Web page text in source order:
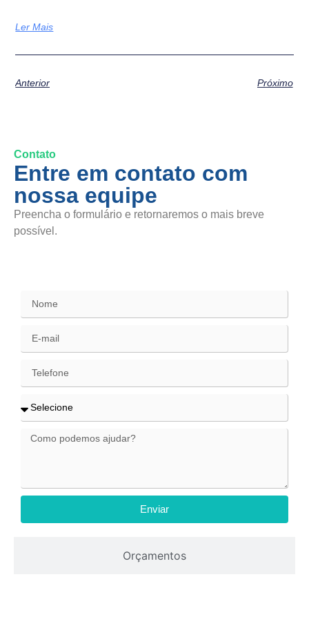
Ler Mais
Anterior Próximo
Contato
Entre em contato com
nossa equipe
Preencha o formulário e retornaremos o mais breve
possível.
Orçamentos
Enviar